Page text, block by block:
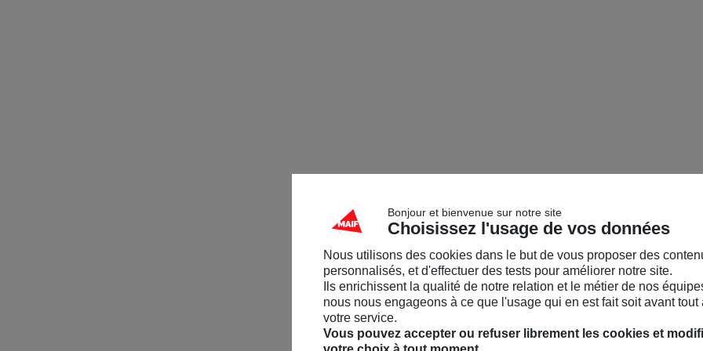
Bonjour et bienvenue sur notre site
Choisissez l'usage de vos données
Nous utilisons des cookies dans le but de vous proposer des
personnalisés, et d'effectuer des tests pour améliorer notre site.
Ils enrichissent la qualité de notre relation et le métier de nos
nous nous engageons à ce que l'usage qui en est fait soit avant tout
votre service.
Vous pouvez accepter ou refuser librement les cookies et